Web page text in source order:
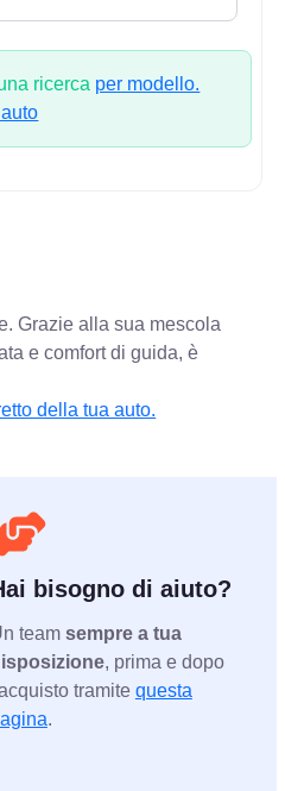
ricerca per modello.
Grazie alla sua mescola
e comfort di guida, è
della tua auto.
bisogno di aiuto?
team sempre a tua
, prima e dopo
tramite questa
.